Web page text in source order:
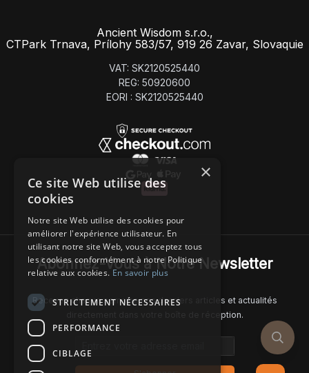
Ancient Wisdom s.r.o.,
CTPark Trnava, Prílohy 583/57, 919 26 Zavar, Slovaquie
VAT: SK2120525440
REG: 50920600
EORI : SK2120525440
Abonnez-Vous à Notre Newsletter
Recevez chaque semaine nos derniers articles et actualités
directement dans votre boîte de réception.
×
Ce site Web utilise des
cookies
Notre site Web utilise des cookies pour
améliorer l'expérience utilisateur. En
utilisant notre site Web, vous acceptez tous
les cookies conformément à notre Politique
relative aux cookies.En savoir plus
STRICTEMENT NÉCESSAIRES
PERFORMANCE
CIBLAGE